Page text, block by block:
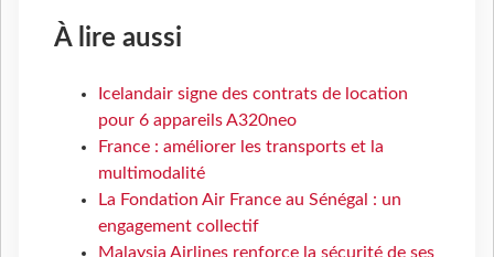
À lire aussi
Icelandair signe des contrats de location
pour 6 appareils A320neo
France : améliorer les transports et la
multimodalité
La Fondation Air France au Sénégal : un
engagement collectif
Malaysia Airlines renforce la sécurité de ses